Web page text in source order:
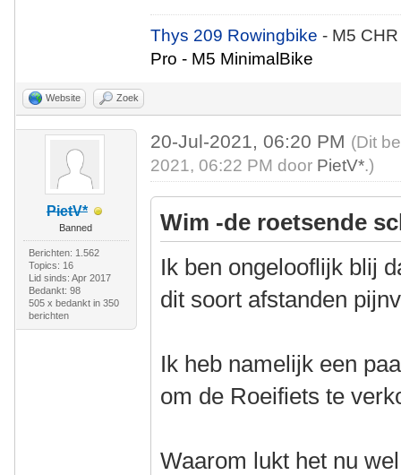
Thys 209 Rowingbike- M5
Pro - M5 MinimalBike
Website Zoek
PietV*
Banned
Berichten: 1.562
Topics: 16
Lid sinds: Apr 2017
Bedankt: 98
505 x bedankt in 350
berichten
20-Jul-2021, 06:20 PM (Dit
2021, 06:22 PM door PietV*.)
Wim -de roetsende
Ik ben ongelooflijk blij
dit soort afstanden
Ik heb namelijk een
om de Roeifiets te
Waarom lukt het nu